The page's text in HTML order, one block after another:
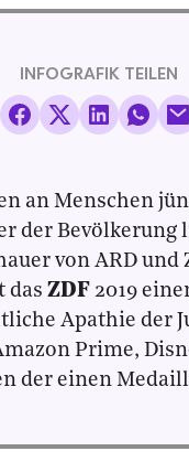
INFOGRAFIK TEILEN
an Menschen
der Bevölkerung
von ARD und
das ZDF 2019
Apathie der
Prime,
der einen